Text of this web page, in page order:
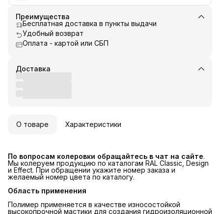
Преимущества
Бесплатная доставка в пункты выдачи
Удобный возврат
Оплата - картой или СБП
Доставка
О товаре Характеристики
По вопросам колеровки обращайтесь в чат на сайте.
Мы колеруем продукцию по каталогам RAL Classic, Design
и Effect. При обращении укажите номер заказа и
желаемый номер цвета по каталогу.
Область применения
Полимер применяется в качестве износостойкой
высокопрочной мастики для создания гидроизоляционной